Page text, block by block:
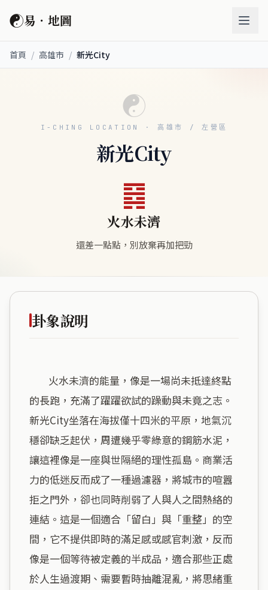
☯易．地圖
首頁 / 高雄市 / 新光City
☯
I-CHING LOCATION · 高雄市 / 左營區
新光City
䷿
火水未濟
還差一點點，別放棄再加把勁
卦象說明
的長跑，充滿了躍躍欲試的躁動與未竟之志。
新光City坐落在海拔僅十四米的平原，地氣沉
穩卻缺乏起伏，周遭幾乎零綠意的鋼筋水泥，
讓這裡像是一座與世隔絕的理性孤島。商業活
力的低迷反而成了一種過濾器，將城市的喧囂
拒之門外，卻也同時削弱了人與人之間熱絡的
連結。這是一個適合「留白」與「重整」的空
間，它不提供即時的滿足感或感官刺激，反而
像是一個等待被定義的半成品，適合那些正處
於人生過渡期、需要暫時抽離混亂，將思緒重